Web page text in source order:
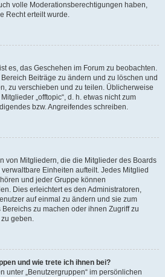
volle Moderationsberechtigungen haben,
Recht erteilt wurde.
es, das Geschehen im Forum zu beobachten.
Beiträge zu ändern und zu löschen und
zu verschieben und zu teilen. Üblicherweise
„offtopic“, d. h. etwas nicht zum
bzw. Angreifendes schreiben.
von Mitgliedern, die die Mitglieder des Boards
Einheiten aufteilt. Jedes Mitglied
und jeder Gruppe können
Dies erleichtert es den Administratoren,
auf einmal zu ändern und sie zum
zu machen oder ihnen Zugriff zu
geben.
und wie trete ich ihnen bei?
unter „Benutzergruppen“ im persönlichen